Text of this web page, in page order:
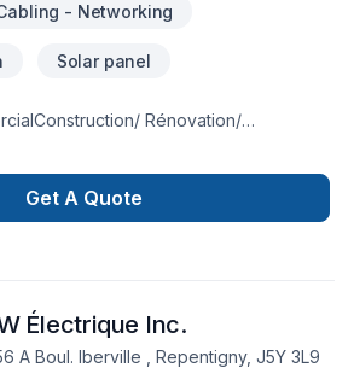
- Networking
Solar panel
Rénovation/
de panneau Électrique -
Électrique-Ajout de panneau de
de problème Électrique
Get A Quote
Électrique Inc.
A Boul. Iberville , Repentigny, J5Y 3L9